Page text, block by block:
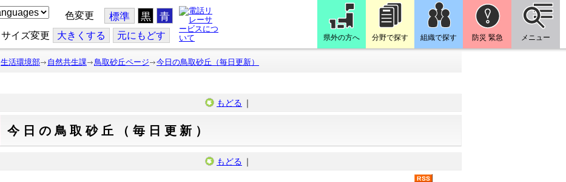
色変更 標準 黒 青
サイズ変更 大きくする 元にもどす 県外の方へ 分野で探す 組織で探す 防災 緊急 メニュー
生活環境部 自然共生課 鳥取砂丘ページ 今日の鳥取砂丘（毎日更新）
もどる ｜
今日の鳥取砂丘（毎日更新）
もどる ｜